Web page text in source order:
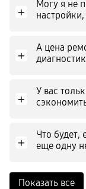
+
Могу я не
+
А цена
+
У вас
+
Что будет,
еще одну
Показать все